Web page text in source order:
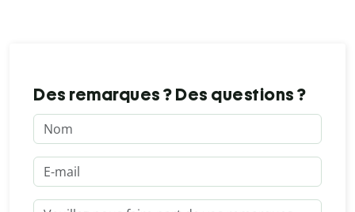
Des remarques ? Des questions ?